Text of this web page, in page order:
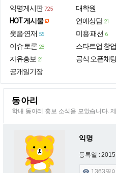
익명게시판 725
HOT 게시물
웃음·연재 55
이슈·토론 28
자유홍보 21
공개일기장
대학원
연애상담 21
미용·패션 6
스타트업·창업
공식 오픈채팅
동아리
학내 동아리 홍보 소식을 모았습니다.
익명
등록일 :
1363명